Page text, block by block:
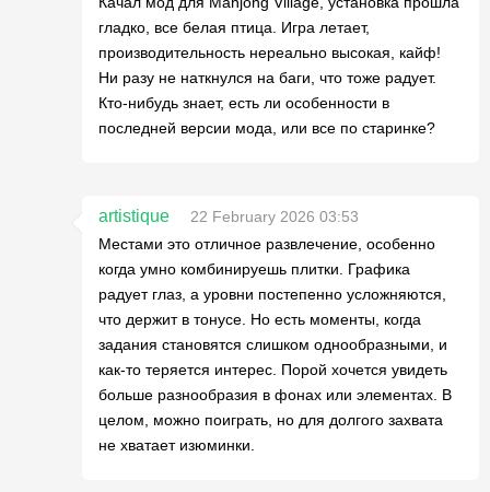
гладко, все белая птица. Игра летает,
производительность нереально высокая, кайф!
Ни разу не наткнулся на баги, что тоже радует.
Кто-нибудь знает, есть ли особенности в
последней версии мода, или все по старинке?
artistique
22 February 2026 03:53
Местами это отличное развлечение, особенно
когда умно комбинируешь плитки. Графика
радует глаз, а уровни постепенно усложняются,
что держит в тонусе. Но есть моменты, когда
задания становятся слишком однообразными, и
как-то теряется интерес. Порой хочется увидеть
больше разнообразия в фонах или элементах. В
целом, можно поиграть, но для долгого захвата
не хватает изюминки.